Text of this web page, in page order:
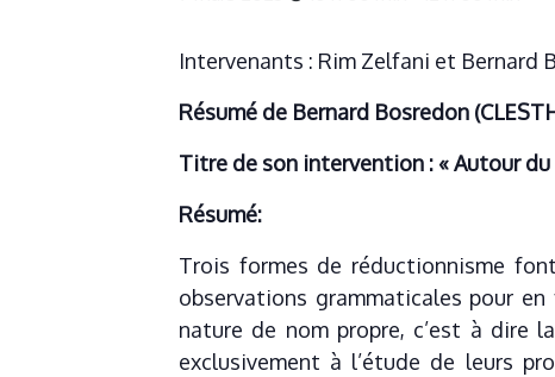
Intervenants : Rim Zelfani et Bernard
Résumé de Bernard Bosredon
Titre de son intervention : « Autour du
Résumé:
Trois formes de réductionnisme
observations grammaticales pour
nature de nom propre, c’est à dire
exclusivement à l’étude de leurs